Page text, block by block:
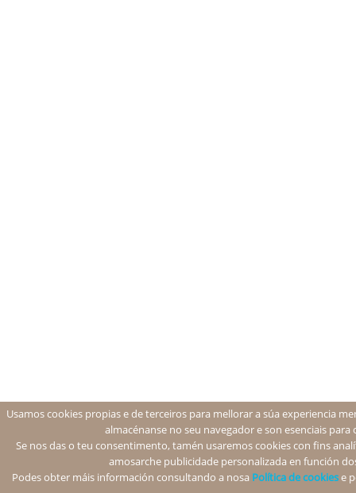
Usamos cookies propias e de terceiros para mellorar a súa experiencia
almacénanse no seu navegador e son esenciais
Se nos das o teu consentimento, tamén usaremos cookies con fins
amosarche publicidade personalizada en función
Podes obter máis información consultando a nosa Política de cookiese